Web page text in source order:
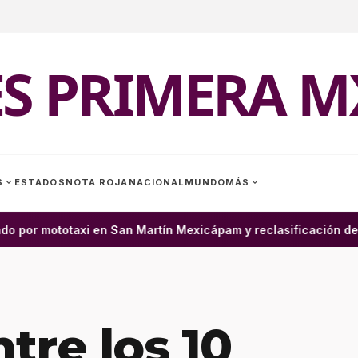
PRIMERA
expand_more ESTADOS NOTA ROJA NACIONAL MUNDOMÁS expand_more
mototaxi en San Martín Mexicápam y reclasificación de